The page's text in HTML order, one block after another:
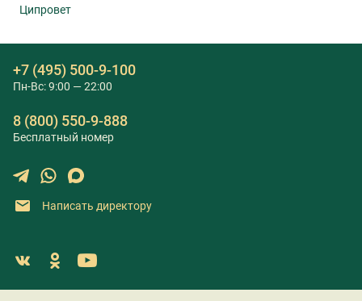
Ципровет
+7 (495) 500-9-100
Пн-Вс: 9:00 — 22:00
8 (800) 550-9-888
Бесплатный номер
Написать директору